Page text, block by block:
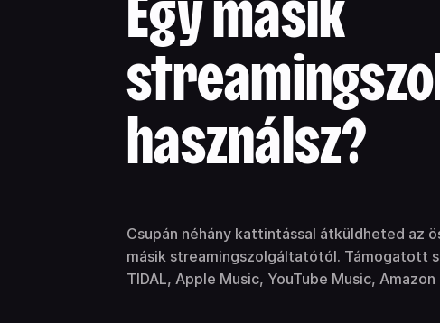
Egy másik
használsz?
Csupán néhány kattintással átküldheted az
másik streamingszolgáltatótól. Támogatott
TIDAL, Apple Music, YouTube Music,